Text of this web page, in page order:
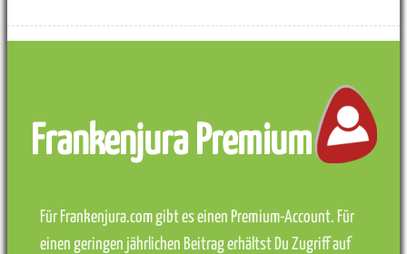
Frankenjura Premium
Für Frankenjura.com gibt es einen Premium-Account. Für
einen geringen jährlichen Beitrag erhältst Du Zugriff auf